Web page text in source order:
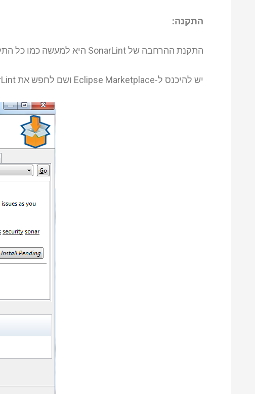
התקנה:
התקנת ההרחבה של SonarLint היא למעשה כמו כל התקנה של כל הרחבה ב-IDE, בפוסט זה אראה דוגמא של עבודה מעל ה-Eclipse.
יש להיכנס ל-Eclipse Marketplace ושם לחפש את SonarLint